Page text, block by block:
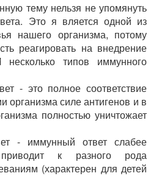
тему нельзя не упомянуть
Это я вляется одной из
нашего организма, потому
реагировать на внедрение
типов иммунного
- это полное соответствие
организма силе антигенов и в
полностью уничтожает
- иммунный ответ слабее
к разного рода
(характерен для детей